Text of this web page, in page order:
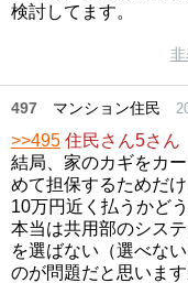
検討してます。
497 マンション住民
>>495 住民さん5さん
結局、家のカギをカ
めて担保するためだけ
10万円近く払うかど
本当は共用部のシス
を選ばない（選べない
のが問題だと思います